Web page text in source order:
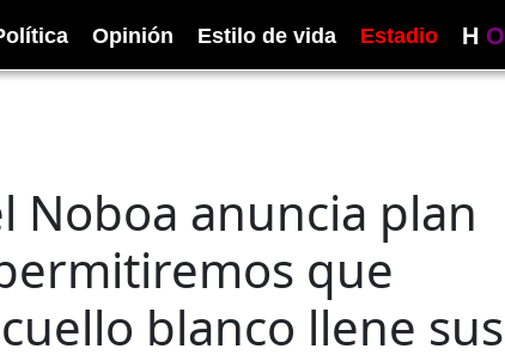
Opinión Estilo de vida Estadio H O
Noboa anuncia plan
que
blanco llene sus